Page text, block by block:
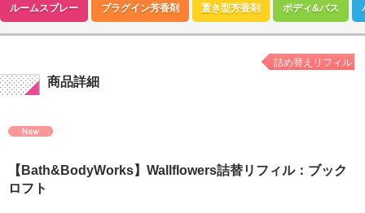
ルームスプレー プラグイン芳香剤 置き型芳香剤 ボディ&バス
商品詳細
詰め替えリフィル
【Bath&BodyWorks】Wallflowers詰替リフィル：ブック
ロフト